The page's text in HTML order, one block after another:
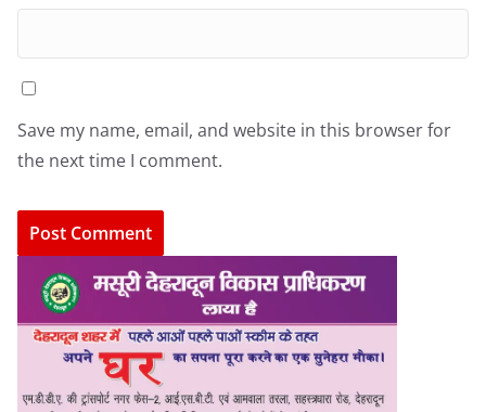
Save my name, email, and website in this browser for
the next time I comment.